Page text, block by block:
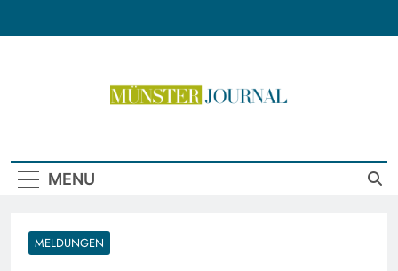
MENU
MELDUNGEN